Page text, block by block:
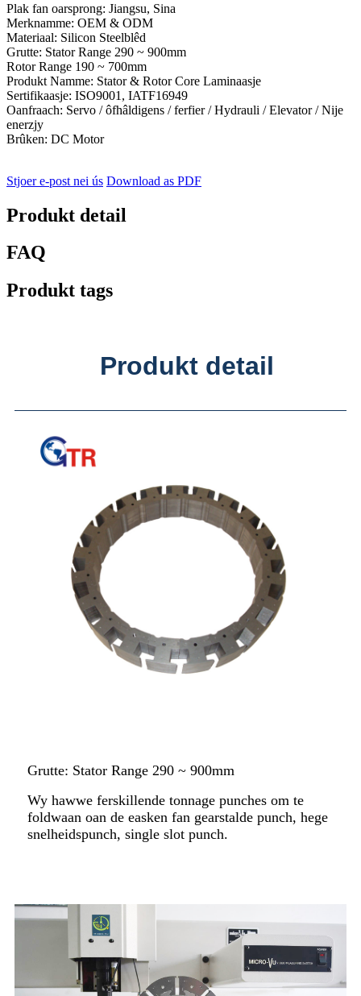
Plak fan oarsprong: Jiangsu, Sina
Merknamme: OEM & ODM
Materiaal: Silicon Steelblêd
Grutte: Stator Range 290 ~ 900mm
Rotor Range 190 ~ 700mm
Produkt Namme: Stator & Rotor Core Laminaasje
Sertifikaasje: ISO9001, IATF16949
Oanfraach: Servo / ôfhâldigens / ferfier / Hydrauli / Elevator / Nije
enerzjy
Brûken: DC Motor
Stjoer e-post nei ús Download as PDF
Produkt detail
FAQ
Produkt tags
Produkt detail
Grutte: Stator Range 290 ~ 900mm
Wy hawwe ferskillende tonnage punches om te
foldwaan oan de easken fan gearstalde punch, hege
snelheidspunch, single slot punch.